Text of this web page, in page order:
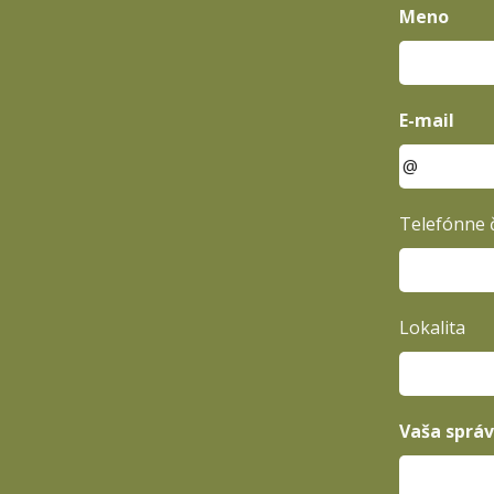
Meno
E-mail
Telefónne
Lokalita
Vaša